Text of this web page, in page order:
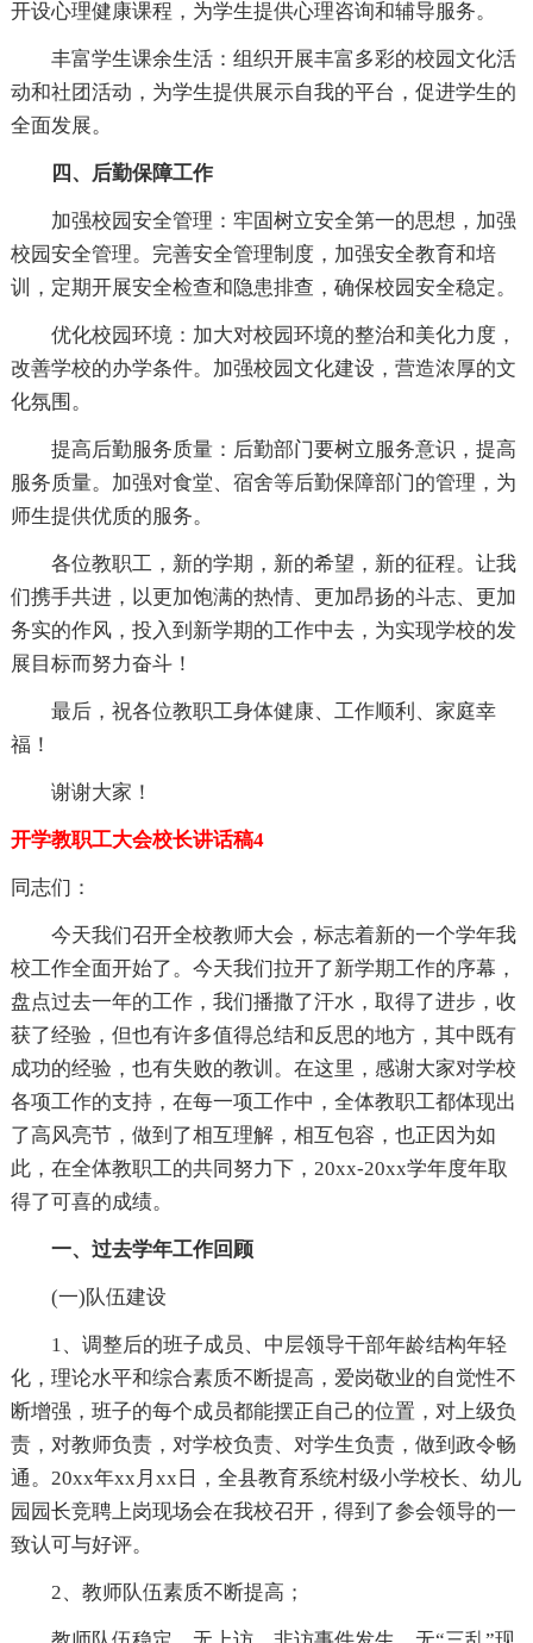
开设心理健康课程，为学生提供心理咨询和辅导服务。
丰富学生课余生活：组织开展丰富多彩的校园文化活
动和社团活动，为学生提供展示自我的平台，促进学生的
全面发展。
四、后勤保障工作
加强校园安全管理：牢固树立安全第一的思想，加强
校园安全管理。完善安全管理制度，加强安全教育和培
训，定期开展安全检查和隐患排查，确保校园安全稳定。
优化校园环境：加大对校园环境的整治和美化力度，
改善学校的办学条件。加强校园文化建设，营造浓厚的文
化氛围。
提高后勤服务质量：后勤部门要树立服务意识，提高
服务质量。加强对食堂、宿舍等后勤保障部门的管理，为
师生提供优质的服务。
各位教职工，新的学期，新的希望，新的征程。让我
们携手共进，以更加饱满的热情、更加昂扬的斗志、更加
务实的作风，投入到新学期的工作中去，为实现学校的发
展目标而努力奋斗！
最后，祝各位教职工身体健康、工作顺利、家庭幸
福！
谢谢大家！
开学教职工大会校长讲话稿4
同志们：
今天我们召开全校教师大会，标志着新的一个学年我
校工作全面开始了。今天我们拉开了新学期工作的序幕，
盘点过去一年的工作，我们播撒了汗水，取得了进步，收
获了经验，但也有许多值得总结和反思的地方，其中既有
成功的经验，也有失败的教训。在这里，感谢大家对学校
各项工作的支持，在每一项工作中，全体教职工都体现出
了高风亮节，做到了相互理解，相互包容，也正因为如
此，在全体教职工的共同努力下，20xx-20xx学年度年取
得了可喜的成绩。
一、过去学年工作回顾
(一)队伍建设
1、调整后的班子成员、中层领导干部年龄结构年轻
化，理论水平和综合素质不断提高，爱岗敬业的自觉性不
断增强，班子的每个成员都能摆正自己的位置，对上级负
责，对教师负责，对学校负责、对学生负责，做到政令畅
通。20xx年xx月xx日，全县教育系统村级小学校长、幼儿
园园长竞聘上岗现场会在我校召开，得到了参会领导的一
致认可与好评。
2、教师队伍素质不断提高；